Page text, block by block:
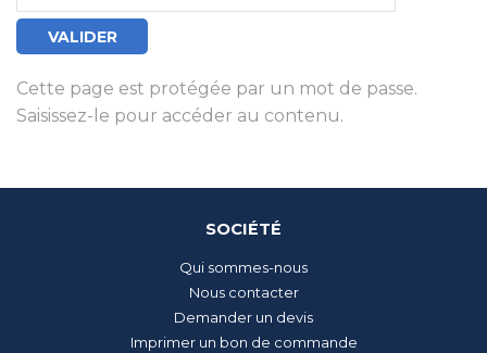
Cette page est protégée par un mot de passe.
Saisissez-le pour accéder au contenu.
SOCIÉTÉ
Qui sommes-nous
Nous contacter
Demander un devis
Imprimer un bon de commande